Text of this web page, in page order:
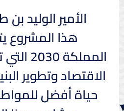
الأمير الوليد
هذا المشروع
الاقتصاد وتطوير
حياة أفضل